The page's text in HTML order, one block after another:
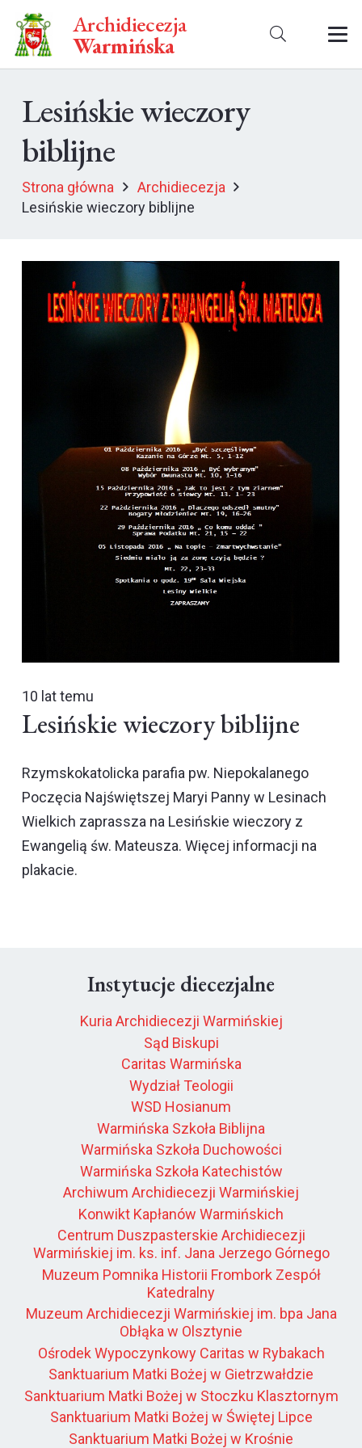
Archidiecezja
Warmińska
Lesińskie wieczory
biblijne
Strona główna
Archidiecezja
Lesińskie wieczory biblijne
10 lat temu
Lesińskie wieczory biblijne
Rzymskokatolicka parafia pw. Niepokalanego
Poczęcia Najświętszej Maryi Panny w Lesinach
Wielkich zaprassza na Lesińskie wieczory z
Ewangelią św. Mateusza. Więcej informacji na
plakacie.
Instytucje diecezjalne
Kuria Archidiecezji Warmińskiej
Sąd Biskupi
Caritas Warmińska
Wydział Teologii
WSD Hosianum
Warmińska Szkoła Biblijna
Warmińska Szkoła Duchowości
Warmińska Szkoła Katechistów
Archiwum Archidiecezji Warmińskiej
Konwikt Kapłanów Warmińskich
Centrum Duszpasterskie Archidiecezji
Warmińskiej im. ks. inf. Jana Jerzego Górnego
Muzeum Pomnika Historii Frombork Zespół
Katedralny
Muzeum Archidiecezji Warmińskiej im. bpa Jana
Obłąka w Olsztynie
Ośrodek Wypoczynkowy Caritas w Rybakach
Sanktuarium Matki Bożej w Gietrzwałdzie
Sanktuarium Matki Bożej w Stoczku Klasztornym
Sanktuarium Matki Bożej w Świętej Lipce
Sanktuarium Matki Bożej w Krośnie